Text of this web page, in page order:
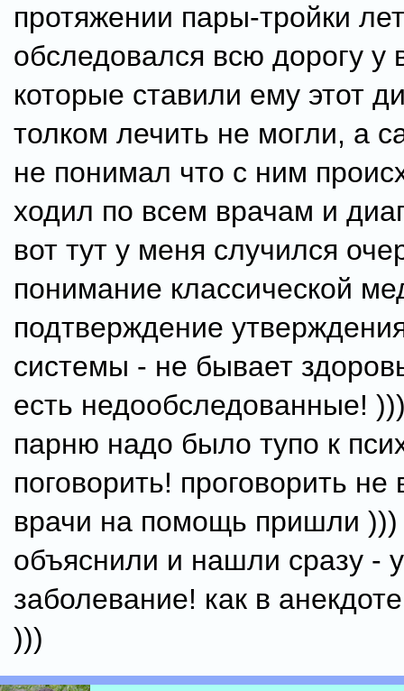
протяжении пары-тройки лет
обследовался всю дорогу у
которые ставили ему этот
толком лечить не могли, а
не понимал что с ним
ходил по всем врачам и
вот тут у меня случился
понимание классической
подтверждение
системы - не бывает
есть недообследованные!
парню надо было тупо к
поговорить! проговорить
врачи на помощь пришли )))
объяснили и нашли сразу -
заболевание! как в
)))